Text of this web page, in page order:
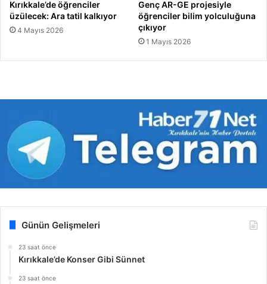
Kırıkkale’de öğrenciler
üzülecek: Ara tatil kalkıyor
4 Mayıs 2026
Genç AR-GE projesiyle
öğrenciler bilim yolculuğuna
çıkıyor
1 Mayıs 2026
Günün Gelişmeleri
23 saat önce
Kırıkkale’de Konser Gibi Sünnet
23 saat önce